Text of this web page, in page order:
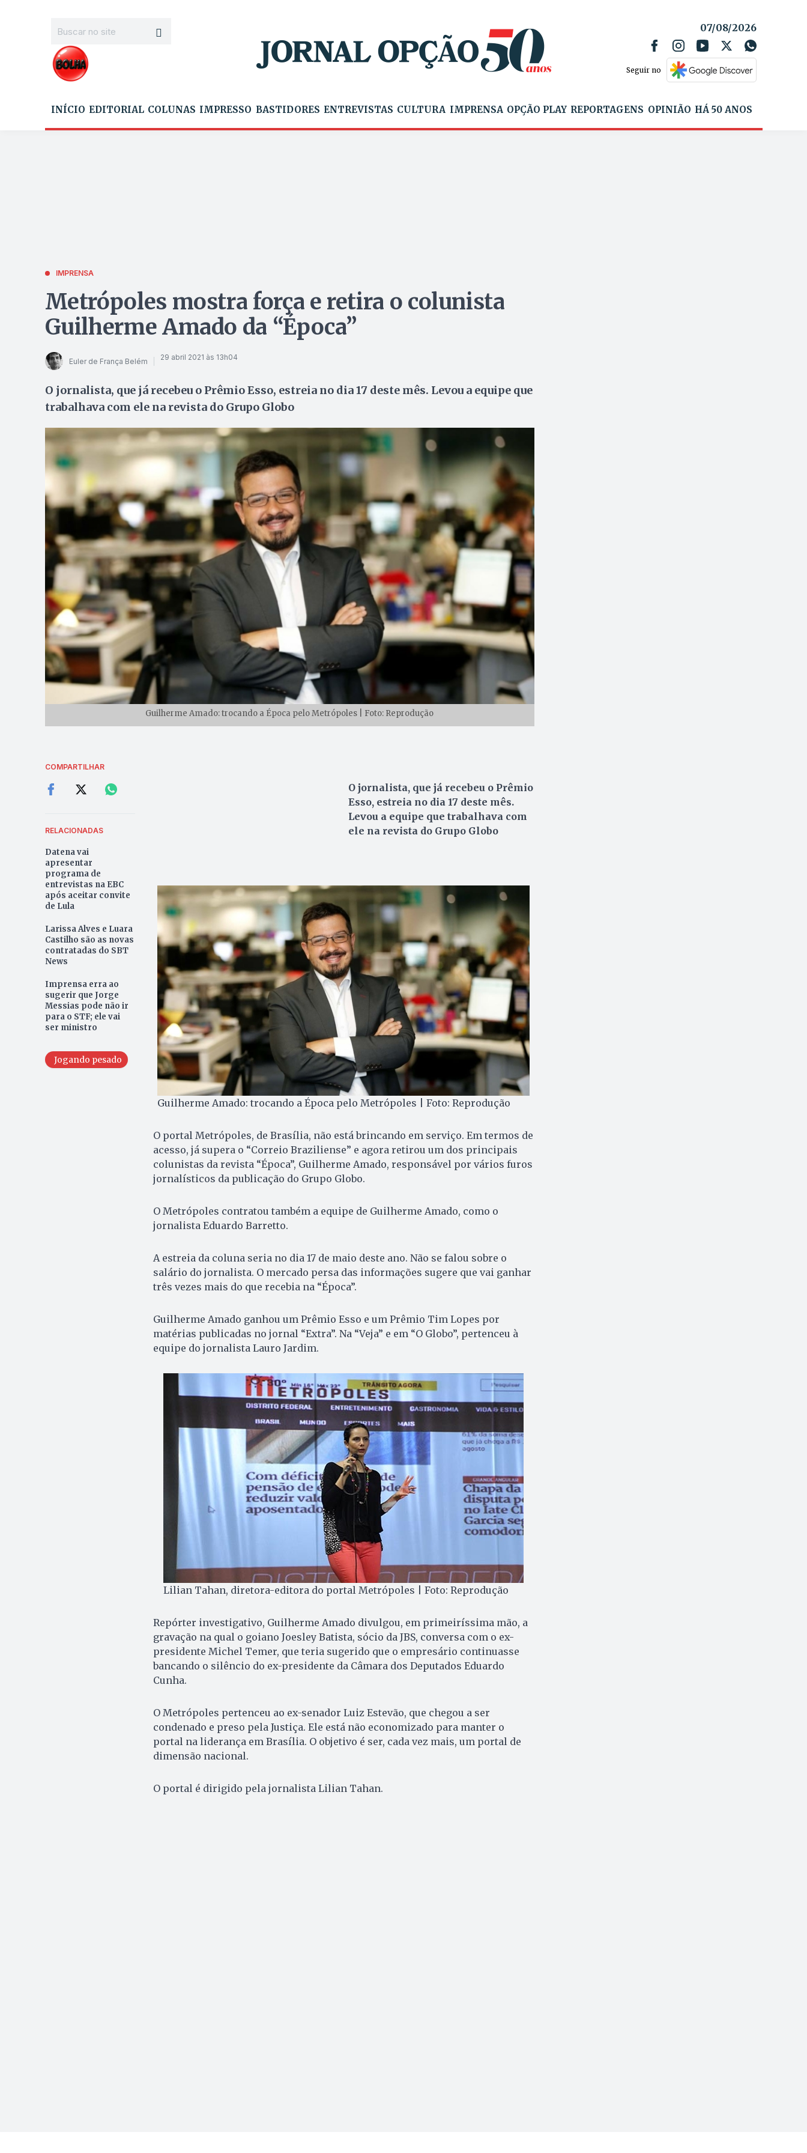
07/08/2026
Seguir no
INÍCIO EDITORIAL COLUNAS IMPRESSO BASTIDORES ENTREVISTAS CULTURA IMPRENSA OPÇÃO PLAY REPORTAGENS OPINIÃO HÁ 50 ANOS
IMPRENSA
Metrópoles mostra força e retira o colunista
Guilherme Amado da “Época”
Euler de França Belém 29 abril 2021 às 13h04
O jornalista, que já recebeu o Prêmio Esso, estreia no dia 17 deste mês. Levou a equipe que
trabalhava com ele na revista do Grupo Globo
Guilherme Amado: trocando a Época pelo Metrópoles | Foto: Reprodução
COMPARTILHAR
RELACIONADAS
Datena vai
apresentar
programa de
entrevistas na EBC
após aceitar convite
de Lula
Larissa Alves e Luara
Castilho são as novas
contratadas do SBT
News
Imprensa erra ao
sugerir que Jorge
Messias pode não ir
para o STF; ele vai
ser ministro
Jogando pesado
O jornalista, que já recebeu o Prêmio
Esso, estreia no dia 17 deste mês.
Levou a equipe que trabalhava com
ele na revista do Grupo Globo
Guilherme Amado: trocando a Época pelo Metrópoles | Foto: Reprodução
O portal Metrópoles, de Brasília, não está brincando em serviço. Em termos de
acesso, já supera o “Correio Braziliense” e agora retirou um dos principais
colunistas da revista “Época”, Guilherme Amado, responsável por vários furos
jornalísticos da publicação do Grupo Globo.
O Metrópoles contratou também a equipe de Guilherme Amado, como o
jornalista Eduardo Barretto.
A estreia da coluna seria no dia 17 de maio deste ano. Não se falou sobre o
salário do jornalista. O mercado persa das informações sugere que vai ganhar
três vezes mais do que recebia na “Época”.
Guilherme Amado ganhou um Prêmio Esso e um Prêmio Tim Lopes por
matérias publicadas no jornal “Extra”. Na “Veja” e em “O Globo”, pertenceu à
equipe do jornalista Lauro Jardim.
Lilian Tahan, diretora-editora do portal Metrópoles | Foto: Reprodução
Repórter investigativo, Guilherme Amado divulgou, em primeiríssima mão, a
gravação na qual o goiano Joesley Batista, sócio da JBS, conversa com o ex-
presidente Michel Temer, que teria sugerido que o empresário continuasse
bancando o silêncio do ex-presidente da Câmara dos Deputados Eduardo
Cunha.
O Metrópoles pertenceu ao ex-senador Luiz Estevão, que chegou a ser
condenado e preso pela Justiça. Ele está não economizado para manter o
portal na liderança em Brasília. O objetivo é ser, cada vez mais, um portal de
dimensão nacional.
O portal é dirigido pela jornalista Lilian Tahan.